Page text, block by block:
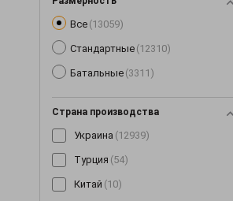
Комплекты
Корсеты(63)
Костюмы(1489)
Косынки и банданы(16)
Все (13059)
Стандартные (12310)
Батальные (3311)
Страна производства
Украина (12939)
Турция (54)
Китай (10)